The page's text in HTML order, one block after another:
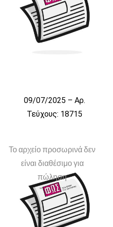
09/07/2025 – Αρ.
Τεύχους: 18715
Το αρχείο προσωρινά δεν
είναι διαθέσιμο για
πώληση